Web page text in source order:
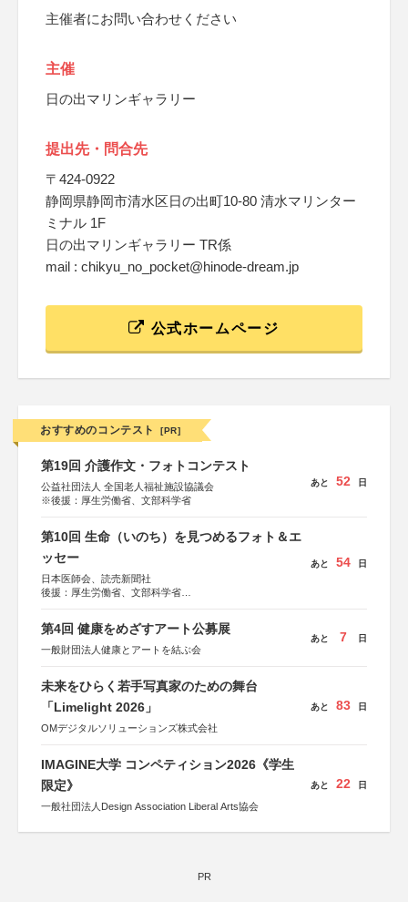
主催者にお問い合わせください
主催
日の出マリンギャラリー
提出先・問合先
〒424-0922
静岡県静岡市清水区日の出町10-80 清水マリンター
ミナル 1F
日の出マリンギャラリー TR係
mail : chikyu_no_pocket@hinode-dream.jp
公式ホームページ
おすすめのコンテスト [PR]
第19回 介護作文・フォトコンテスト
公益社団法人 全国老人福祉施設協議会
※後援：厚生労働省、文部科学省
あと 52 日
第10回 生命（いのち）を見つめるフォト＆エ
ッセー
日本医師会、読売新聞社
後援：厚生労働省、文部科学省
しん生命保険株式会社
あと 54 日
第4回 健康をめざすアート公募展
一般財団法人健康とアートを結ぶ会
あと 7 日
未来をひらく若手写真家のための舞台
「Limelight 2026」
OMデジタルソリューションズ株式会社
あと 83 日
IMAGINE大学 コンペティション2026《学生
限定》
一般社団法人Design Association Liberal Arts協会
あと 22 日
PR